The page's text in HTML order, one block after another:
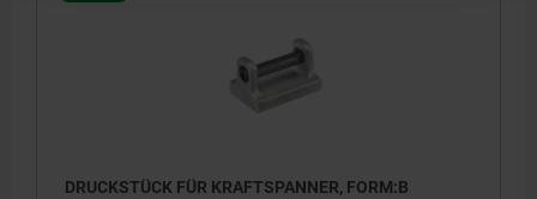
DRUCKSTÜCK FÜR KRAFTSPANNER, FORM:B